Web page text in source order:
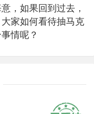
，如果回到过去，
家如何看待抽马克
情呢？